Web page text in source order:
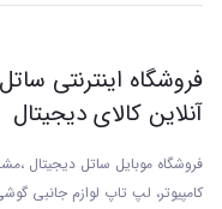
فروشگاه اینترنتی
آنلاین کالای دیجیتال
فروشگاه موبایل ساتل دیجیتال
کامپیوتر، لپ تاپ لوازم جانبی